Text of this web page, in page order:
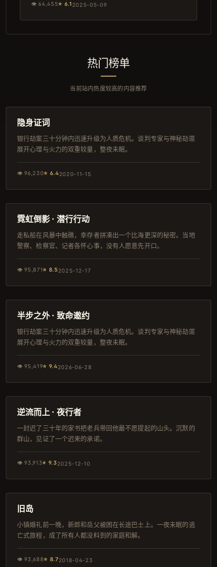
👁64,455⭐ 6.1 2025-05-09
热门榜单
当前站内热度较高的内容推荐
日本
隐身证词
银行劫案三十分钟内迅速升级为人质危机。谈判专家与神秘劫匪
展开心理与火力的双重较量，整夜未眠。
👁96,230⭐ 6.42020-11-15
日本
霓虹倒影 · 潜行行动
走私船在风暴中触礁，幸存者拼凑出一个比海更深的秘密。当地
警察、检察官、记者各怀心事，没有人愿意先开口。
👁95,871⭐ 8.52025-12-17
韩剧
半步之外 · 致命邀约
银行劫案三十分钟内迅速升级为人质危机。谈判专家与神秘劫匪
展开心理与火力的双重较量，整夜未眠。
👁95,419⭐ 9.42026-06-28
导演剪辑版
逆流而上 · 夜行者
一封迟了三十年的家书把老兵带回他最不愿提起的山头。沉默的
群山，见证了一个迟来的承诺。
👁93,913⭐ 9.32025-12-10
IMAX
旧岛
小镇婚礼前一晚，新郎和岳父被困在长途巴士上。一夜未眠的逃
亡式旅程，成了所有人都没料到的家庭和解。
👁93,688⭐ 8.72018-04-23